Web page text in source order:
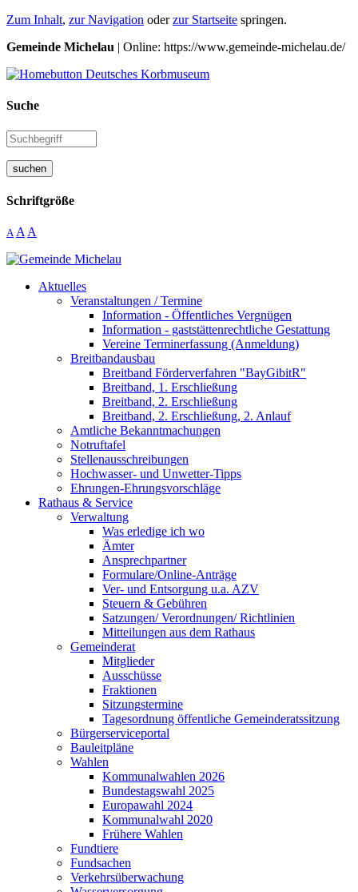
Zum Inhalt, zur Navigation oderzur Startseite springen.
Gemeinde Michelau | Online: https://www.gemeinde-michelau.de/
Suche
suchen
Schriftgröße
A A A
Aktuelles
Veranstaltungen / Termine
Information - Öffentliches Vergnügen
Information - gaststättenrechtliche Gestattung
Vereine Terminerfassung (Anmeldung)
Breitbandausbau
Breitband Förderverfahren "BayGibitR"
Breitband, 1. Erschließung
Breitband, 2. Erschließung
Breitband, 2. Erschließung, 2. Anlauf
Amtliche Bekanntmachungen
Notruftafel
Stellenausschreibungen
Hochwasser- und Unwetter-Tipps
Ehrungen-Ehrungsvorschläge
Rathaus & Service
Verwaltung
Was erledige ich wo
Ämter
Ansprechpartner
Formulare/Online-Anträge
Ver- und Entsorgung u.a. AZV
Steuern & Gebühren
Satzungen/ Verordnungen/ Richtlinien
Mitteilungen aus dem Rathaus
Gemeinderat
Mitglieder
Ausschüsse
Fraktionen
Sitzungstermine
Tagesordnung öffentliche Gemeinderatssitzung
Bürgerserviceportal
Bauleitpläne
Wahlen
Kommunalwahlen 2026
Bundestagswahl 2025
Europawahl 2024
Kommunalwahl 2020
Frühere Wahlen
Fundtiere
Fundsachen
Verkehrsüberwachung